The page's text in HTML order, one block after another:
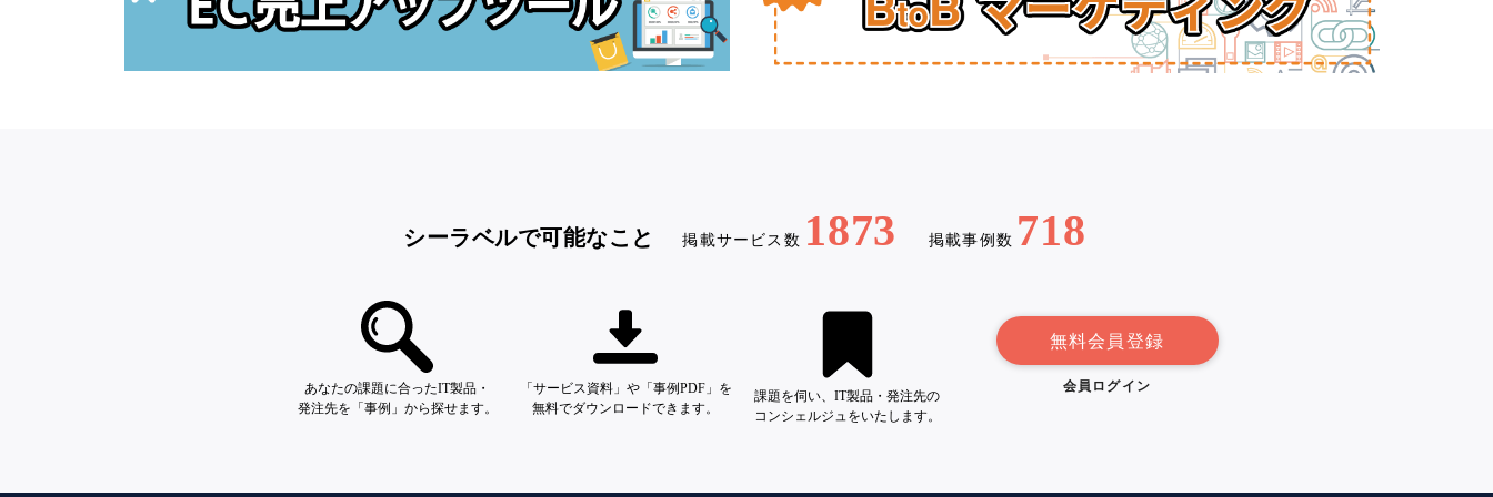
シーラベルで可能なこと 掲載サービス数 1873 掲載事例数 718
あなたの課題に合ったIT製品・
発注先を「事例」から探せます。
「サービス資料」や「事例PDF」を
無料でダウンロードできます。
課題を伺い、IT製品・発注先の
コンシェルジュをいたします。
無料会員登録
会員ログイン